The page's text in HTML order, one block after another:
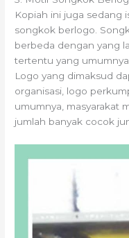
Kopiah ini juga sedang
songkok berlogo.
berbeda dengan yang
tertentu yang
Logo yang dimaksud
organisasi, logo
umumnya, masyarakat
jumlah banyak cocok